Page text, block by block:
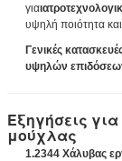
για
υψηλή ποιότητα και
Γενικές
υψηλών
Εξηγήσεις
μούχλας
1.2344 Χάλυβας